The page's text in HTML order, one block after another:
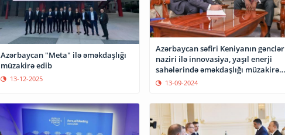
Azərbaycan "Meta" ilə əməkdaşlığı
müzakirə edib
13-12-2025
Azərbaycan səfiri Keniyanın gənclər
naziri ilə innovasiya, yaşıl enerji
sahələrində əməkdaşlığı müzakirə
edib13-09-2024